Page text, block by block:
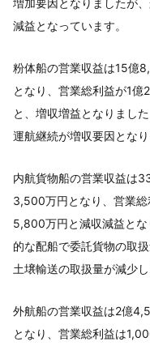
減益となっています。
粉体船の営業収益は15億
となり、営業総利益が1
と、増収増益となりまし
運航継続が増収要因となり
内航貨物船の営業収益は
3,500万円となり、営業
5,800万円と減収減益と
的な配船で委託貨物の取
土壌輸送の取扱量が減少し
外航船の営業収益は2億
となり、営業総利益は